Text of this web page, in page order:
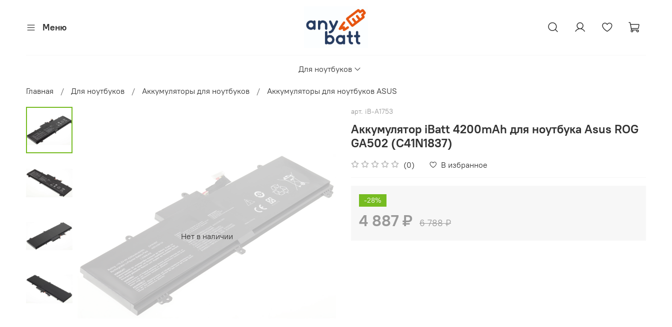
Меню
Для ноутбуков
Главная Для ноутбуков Аккумуляторы для ноутбуков Аккумуляторы для ноутбуков ASUS
Нет в наличии
арт. iB-A1753
Аккумулятор iBatt 4200mAh для ноутбука Asus ROG
GA502 (C41N1837)
(0) В избранное
-28%
4 887 ₽ 6 788 ₽